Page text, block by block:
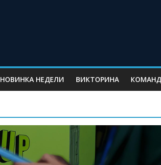
НОВИНКА НЕДЕЛИ ВИКТОРИНА